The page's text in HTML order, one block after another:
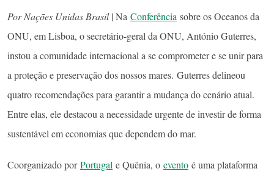
Por Nações Unidas Brasil| Na Conferência sobre os Oceanos da
ONU, em Lisboa, o secretário-geral da ONU, António Guterres,
instou a comunidade internacional a se comprometer e se unir para
a proteção e preservação dos nossos mares. Guterres delineou
quatro recomendações para garantir a mudança do cenário atual.
Entre elas, ele destacou a necessidade urgente de investir de forma
sustentável em economias que dependem do mar.
Coorganizado porPortugal e Quênia, o evento é uma plataforma